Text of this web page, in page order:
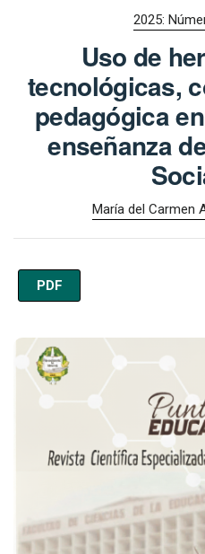
2025:
Uso de
tecnológicas,
pedagógica
enseñanza
María del Carmen
PDF
Imagen de